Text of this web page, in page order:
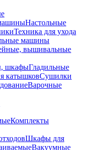
Настольные
Техника для ухода
машины
вышивальные
шкафыГладильные
катышковСушилки
Варочные
Комплекты
Шкафы для
Вакуумные